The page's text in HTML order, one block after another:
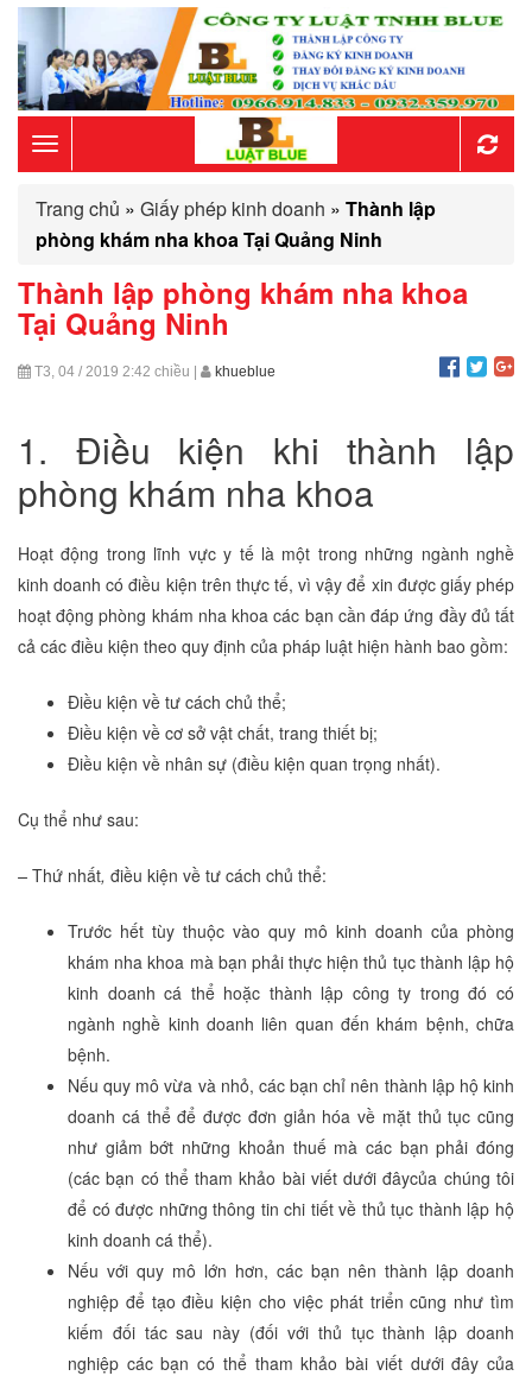
Toggle
navigation
Trang chủ » Giấy phép kinh doanh » Thành lập
phòng khám nha khoa Tại Quảng Ninh
Thành lập phòng khám nha khoa
Tại Quảng Ninh
T3, 04 / 2019 2:42 chiều khueblue
1. Điều kiện khi thành lập
phòng khám nha khoa
Hoạt động trong lĩnh vực y tế là một trong những ngành nghề
kinh doanh có điều kiện trên thực tế, vì vậy để xin được giấy phép
hoạt động phòng khám nha khoa các bạn cần đáp ứng đầy đủ tất
cả các điều kiện theo quy định của pháp luật hiện hành bao gồm:
Điều kiện về tư cách chủ thể;
Điều kiện về cơ sở vật chất, trang thiết bị;
Điều kiện về nhân sự (điều kiện quan trọng nhất).
Cụ thể như sau:
– Thứ nhất, điều kiện về tư cách chủ thể:
Trước hết tùy thuộc vào quy mô kinh doanh của phòng
khám nha khoa mà bạn phải thực hiện thủ tục thành lập hộ
kinh doanh cá thể hoặc thành lập công ty trong đó có
ngành nghề kinh doanh liên quan đến khám bệnh, chữa
bệnh.
Nếu quy mô vừa và nhỏ, các bạn chỉ nên thành lập hộ kinh
doanh cá thể để được đơn giản hóa về mặt thủ tục cũng
như giảm bớt những khoản thuế mà các bạn phải đóng
(các bạn có thể tham khảo bài viết dưới đâycủa chúng tôi
để có được những thông tin chi tiết về thủ tục thành lập hộ
kinh doanh cá thể).
Nếu với quy mô lớn hơn, các bạn nên thành lập doanh
nghiệp để tạo điều kiện cho việc phát triển cũng như tìm
kiếm đối tác sau này (đối với thủ tục thành lập doanh
nghiệp các bạn có thể tham khảo bài viết dưới đây của